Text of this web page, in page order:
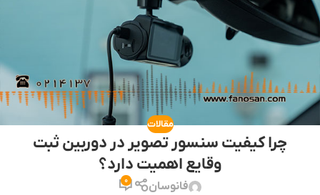
مقالات
چرا کیفیت سنسور تصویر در دوربین ثبت
وقایع اهمیت دارد؟
فانوسان 0